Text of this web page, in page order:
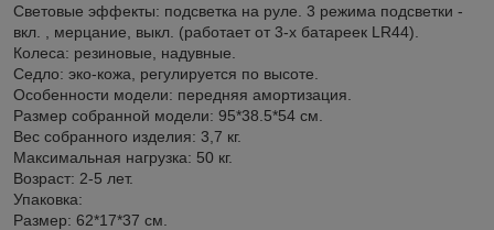
Световые эффекты: подсветка на руле. 3 режима подсветки -
вкл. , мерцание, выкл. (работает от 3-х батареек LR44).
Колеса: резиновые, надувные.
Седло: эко-кожа, регулируется по высоте.
Особенности модели: передняя амортизация.
Размер собранной модели: 95*38.5*54 см.
Вес собранного изделия: 3,7 кг.
Максимальная нагрузка: 50 кг.
Возраст: 2-5 лет.
Упаковка:
Размер: 62*17*37 см.